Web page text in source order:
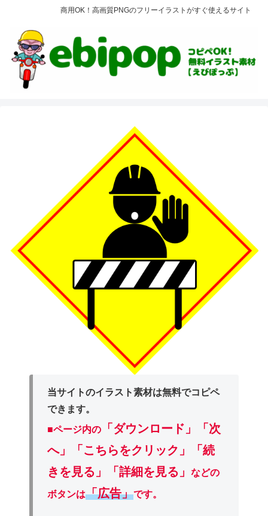
商用OK！高画質PNGのフリーイラストがすぐ使えるサイト
当サイトのイラスト素材は無料でコピペ
できます。
■ページ内の
「ダウンロード」
「次
へ」「こちらをクリック」「続
きを見る」「詳細を見る」などの
ボタンは「広告」です。